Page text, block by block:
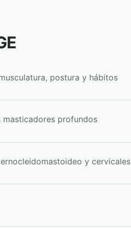
postura y hábitos
masticadores profundos
y cervicales